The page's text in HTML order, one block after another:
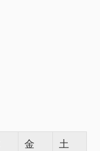
金
土